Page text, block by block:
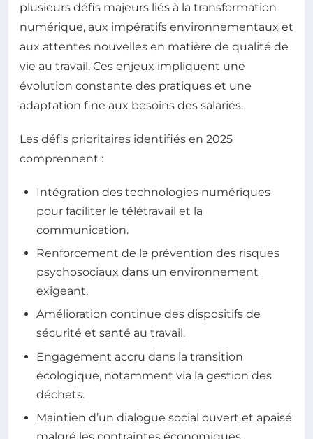
plusieurs défis majeurs liés à la transformation
numérique, aux impératifs environnementaux et
aux attentes nouvelles en matière de qualité de
vie au travail. Ces enjeux impliquent une
évolution constante des pratiques et une
adaptation fine aux besoins des salariés.
Les défis prioritaires identifiés en 2025
comprennent :
Intégration des technologies numériques
pour faciliter le télétravail et la
communication.
Renforcement de la prévention des risques
psychosociaux dans un environnement
exigeant.
Amélioration continue des dispositifs de
sécurité et santé au travail.
Engagement accru dans la transition
écologique, notamment via la gestion des
déchets.
Maintien d’un dialogue social ouvert et apaisé